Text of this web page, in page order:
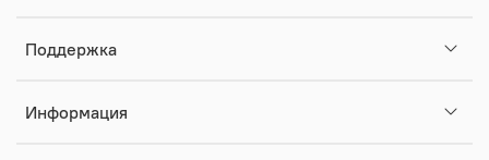
Поддержка
Информация